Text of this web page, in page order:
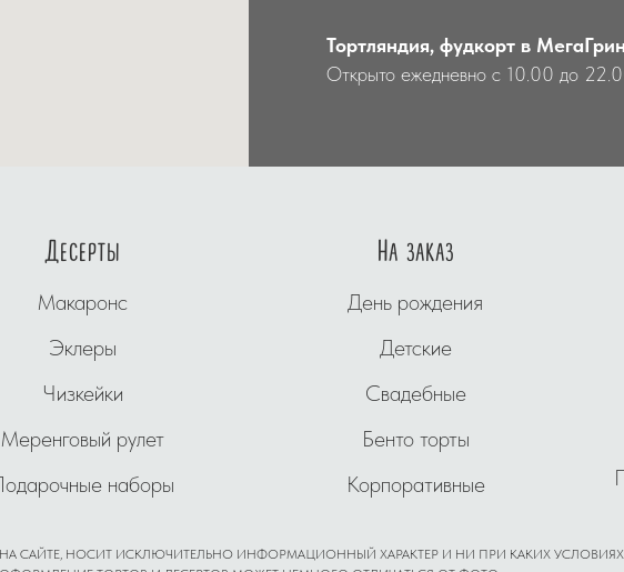
Тортляндия, фудкорт в
Открыто ежедневно с 10.00 до
Десерты
Макаронс
Эклеры
Чизкейки
Меренговый рулет
наборы
На заказ
День рождения
Детские
Свадебные
Бенто торты
Корпоративные
САЙТЕ, НОСИТ ИСКЛЮЧИТЕЛЬНО ИНФОРМАЦИОННЫЙ ХАРАКТЕР И НИ ПРИ КАКИХ